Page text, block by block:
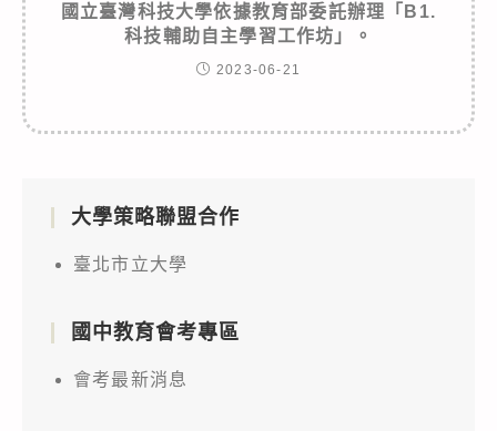
國立臺灣科技大學依據教育部委託辦理「B1.
科技輔助自主學習工作坊」。
2023-06-21
大學策略聯盟合作
臺北市立大學
國中教育會考專區
會考最新消息